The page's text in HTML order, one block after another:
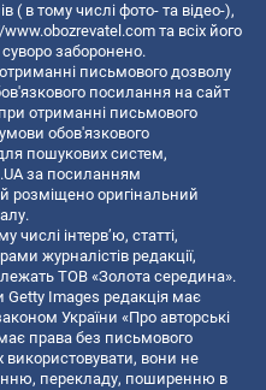
( в тому числі фото- та відео-),
www.obozrevatel.com та всіх його
заборонено.
письмового дозволу
посилання на сайт
отриманні письмового
обов'язкового
пошукових систем,
за посиланням
розміщено оригінальний
числі інтерв’ю, статті,
журналістів редакції,
ТОВ «Золота середина».
Getty Images редакція має
України «Про авторські
права без письмового
використовувати, вони не
перекладу, поширенню в